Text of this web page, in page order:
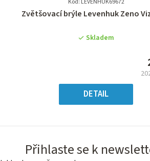
Kód: LEVENHUK69672
Průměrné
produktu
5
hvězdiček.
Zvětšovací brýle Levenhuk Zeno
Skladem
DETAIL
Přihlaste se k